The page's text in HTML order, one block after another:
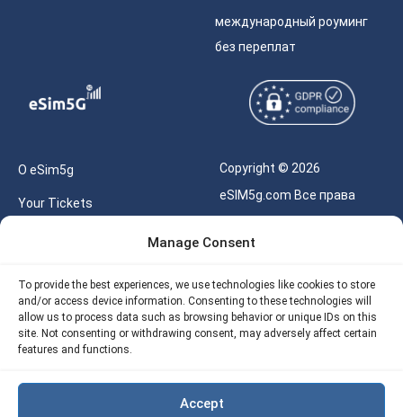
Manage Consent
To provide the best experiences, we use technologies like cookies to store
and/or access device information. Consenting to these technologies will
allow us to process data such as browsing behavior or unique IDs on this
site. Not consenting or withdrawing consent, may adversely affect certain
features and functions.
Accept
международный роуминг
без переплат
О eSim5g
Your Tickets
Калькулятор для eSIM
Политика возврата
eSIM5G
Copyright © 2026
eSIM5g.com Все права
Политика
конфиденциальности
Site Map